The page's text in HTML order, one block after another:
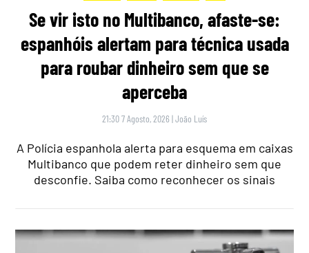
Se vir isto no Multibanco, afaste-se:
espanhóis alertam para técnica usada
para roubar dinheiro sem que se
aperceba
21:30 7 Agosto, 2026 |João Luís
A Polícia espanhola alerta para esquema em caixas
Multibanco que podem reter dinheiro sem que
desconfie. Saiba como reconhecer os sinais